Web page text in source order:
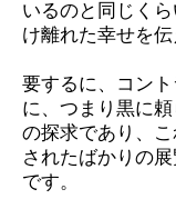
いるのと同じく
け離れた幸せを伝
要するに、コン
に、つまり黒に
の探求であり、
されたばかりの
です。